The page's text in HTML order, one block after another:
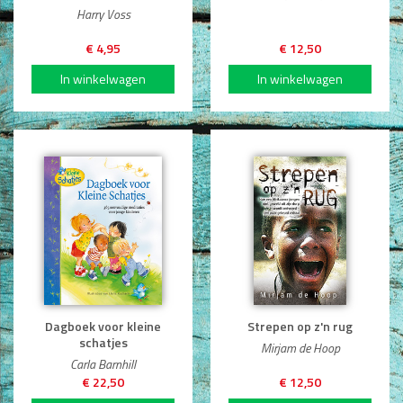
Non-Fictie
Alle producten
Films en Luisterboeken
Koopjes
De Barbaar-boeken
Bestellen en retourneren
Sprekers
Challenge Liefdevol Ouderschap
Bijbelstudie
Harry Voss
€ 4,95
€ 12,50
Dagboek voor kleine
schatjes
Carla Barnhill
€ 22,50
Strepen op z'n rug
Mirjam de Hoop
€ 12,50